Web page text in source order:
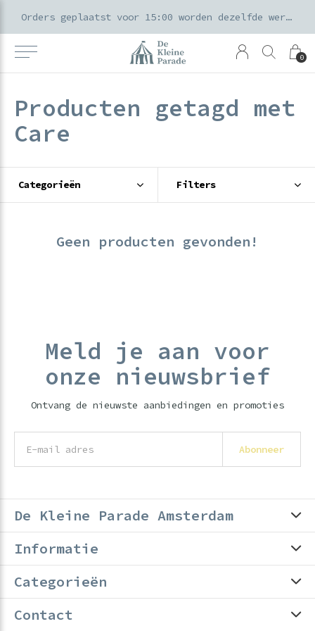
0
Orders geplaatst voor 15:00 worden dezelfde werkdag verzonden
Producten getagd met
Care
Categorieën Filters
Geen producten gevonden!
Meld je aan voor
onze nieuwsbrief
Ontvang de nieuwste aanbiedingen en promoties
Abonneer
De Kleine Parade Amsterdam
Informatie
Categorieën
Contact